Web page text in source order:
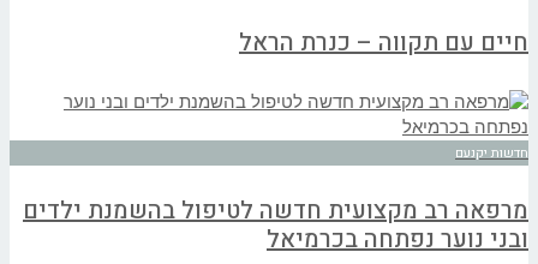
חיים עם תקווה – כנרת הראל
חדשות יקנעם
מרפאה רב מקצועית חדשה לטיפול בהשמנת ילדים
ובני נוער נפתחה בכרמיאל